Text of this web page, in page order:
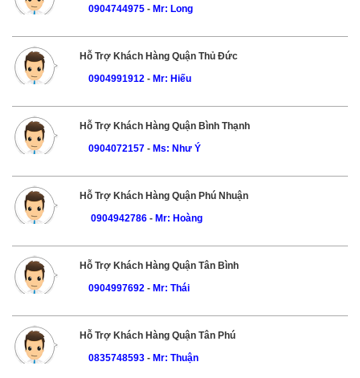
0904744975- Mr: Long
Hỗ Trợ Khách Hàng Quận Thủ Đức
0904991912- Mr: Hiếu
Hỗ Trợ Khách Hàng Quận Bình Thạnh
0904072157- Ms: Như Ý
Hỗ Trợ Khách Hàng Quận Phú Nhuận
0904942786- Mr: Hoàng
Hỗ Trợ Khách Hàng Quận Tân Bình
0904997692- Mr: Thái
Hỗ Trợ Khách Hàng Quận Tân Phú
0835748593- Mr: Thuận